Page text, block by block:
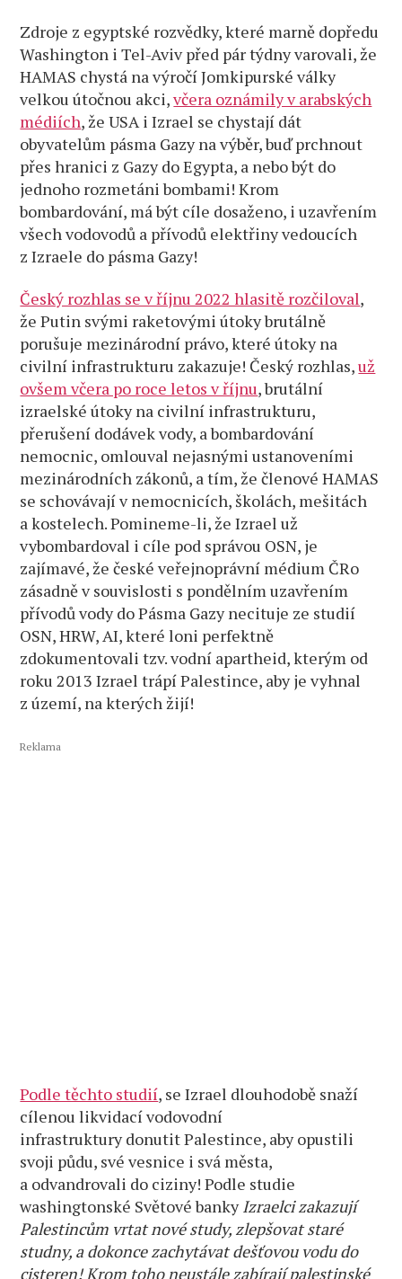
Zdroje z egyptské rozvědky, které marně dopředu
Washington i Tel-Aviv před pár týdny varovali, že
HAMAS chystá na výročí Jomkipurské války
velkou útočnou akci,včera oznámily v arabských
médiích, že USA i Izrael se chystají dát
obyvatelům pásma Gazy na výběr, buď prchnout
přes hranici z Gazy do Egypta, a nebo být do
jednoho rozmetáni bombami! Krom
bombardování, má být cíle dosaženo, i uzavřením
všech vodovodů a přívodů elektřiny vedoucích
z Izraele do pásma Gazy!
Český rozhlas se v říjnu 2022 hlasitě rozčiloval,
že Putin svými raketovými útoky brutálně
porušuje mezinárodní právo, které útoky na
civilní infrastrukturu zakazuje! Český rozhlas,už
ovšem včera po roce letos v říjnu, brutální
izraelské útoky na civilní infrastrukturu,
přerušení dodávek vody, a bombardování
nemocnic, omlouval nejasnými ustanoveními
mezinárodních zákonů, a tím, že členové HAMAS
se schovávají v nemocnicích, školách, mešitách
a kostelech. Pomineme-li, že Izrael už
vybombardoval i cíle pod správou OSN, je
zajímavé, že české veřejnoprávní médium ČRo
zásadně v souvislosti s pondělním uzavřením
přívodů vody do Pásma Gazy necituje ze studií
OSN, HRW, AI, které loni perfektně
zdokumentovali tzv. vodní apartheid, kterým od
roku 2013 Izrael trápí Palestince, aby je vyhnal
z území, na kterých žijí!
Reklama
Podle těchto studií, se Izrael dlouhodobě snaží
cílenou likvidací vodovodní
infrastruktury donutit Palestince, aby opustili
svoji půdu, své vesnice i svá města,
a odvandrovali do ciziny! Podle studie
washingtonské Světové banky Izraelci zakazují
Palestincům vrtat nové study, zlepšovat staré
studny, a dokonce zachytávat dešťovou vodu do
cisteren! Krom toho neustále zabírají palestinské